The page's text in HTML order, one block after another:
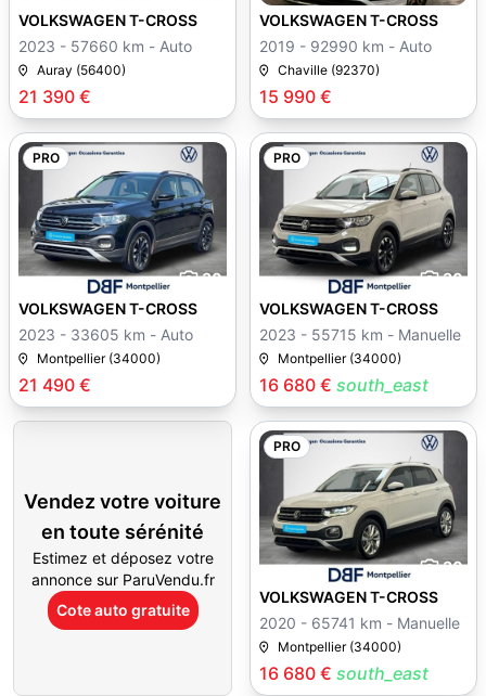
21 390 €
VOLKSWAGEN T-CROSS
2023 - 57660 km - Auto
Auray (56400)
15 990 €
VOLKSWAGEN T-CROSS
2019 - 92990 km - Auto
Chaville (92370)
PRO
30
21 490 €
VOLKSWAGEN T-CROSS
2023 - 33605 km - Auto
Montpellier (34000)
PRO
30
16 680 € south_east
VOLKSWAGEN T-CROSS
2023 - 55715 km - Manuelle
Montpellier (34000)
Vendez votre voiture
en toute sérénité
Estimez et déposez votre
annonce sur ParuVendu.fr
Cote auto gratuite
PRO
30
16 680 € south_east
VOLKSWAGEN T-CROSS
2020 - 65741 km - Manuelle
Montpellier (34000)